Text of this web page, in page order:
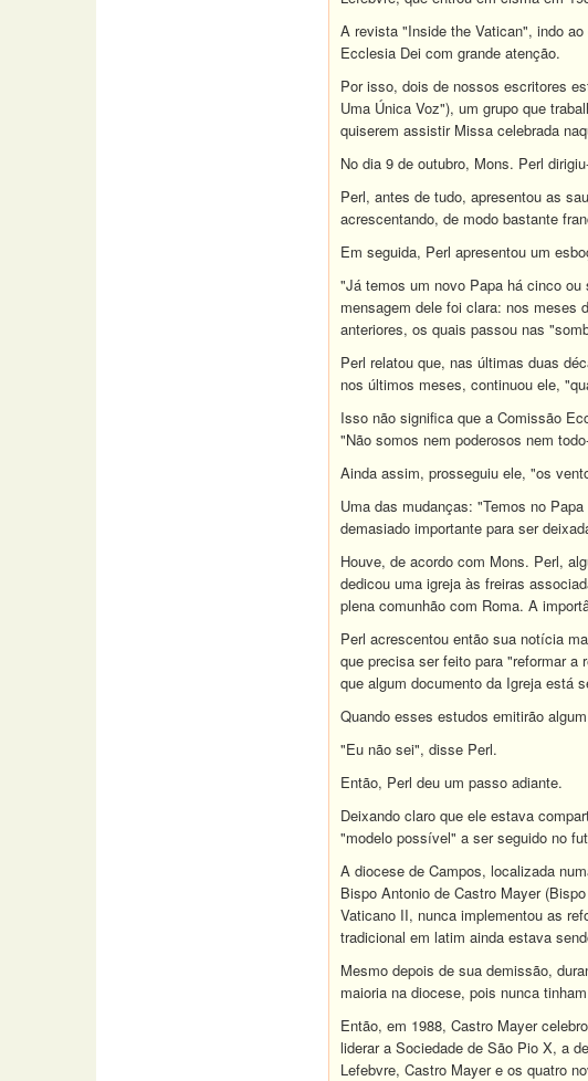
A revista "Inside the Vatican", indo
Ecclesia Dei com grande atenção.
Por isso, dois de nossos escritores
Uma Única Voz"), um grupo que
quiserem assistir Missa celebrada
No dia 9 de outubro, Mons. Perl
Perl, antes de tudo, apresentou as
acrescentando, de modo bastante
Em seguida, Perl apresentou um
"Já temos um novo Papa há cinco
mensagem dele foi clara: nos meses
anteriores, os quais passou nas
Perl relatou que, nas últimas duas
nos últimos meses, continuou ele,
Isso não significa que a Comissão
"Não somos nem poderosos nem
Ainda assim, prosseguiu ele, "os
Uma das mudanças: "Temos no
demasiado importante para ser
Houve, de acordo com Mons. Perl,
dedicou uma igreja às freiras
plena comunhão com Roma. A
Perl acrescentou então sua notícia
que precisa ser feito para "reformar
que algum documento da Igreja está
Quando esses estudos emitirão
"Eu não sei", disse Perl.
Então, Perl deu um passo adiante.
Deixando claro que ele estava
"modelo possível" a ser seguido no
A diocese de Campos, localizada
Bispo Antonio de Castro Mayer
Vaticano II, nunca implementou as
tradicional em latim ainda estava
Mesmo depois de sua demissão,
maioria na diocese, pois nunca
Então, em 1988, Castro Mayer
liderar a Sociedade de São Pio X, a
Lefebvre, Castro Mayer e os quatro